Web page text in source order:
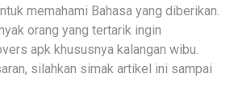
memahami Bahasa yang diberikan.
orang yang tertarik ingin
apk khususnya kalangan wibu.
silahkan simak artikel ini sampai